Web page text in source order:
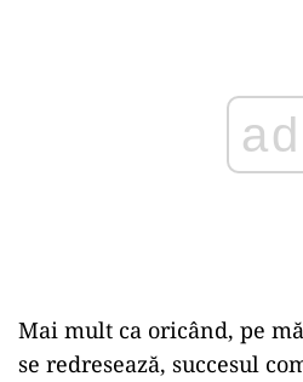
Mai mult ca oricând, pe
se redresează, succesul